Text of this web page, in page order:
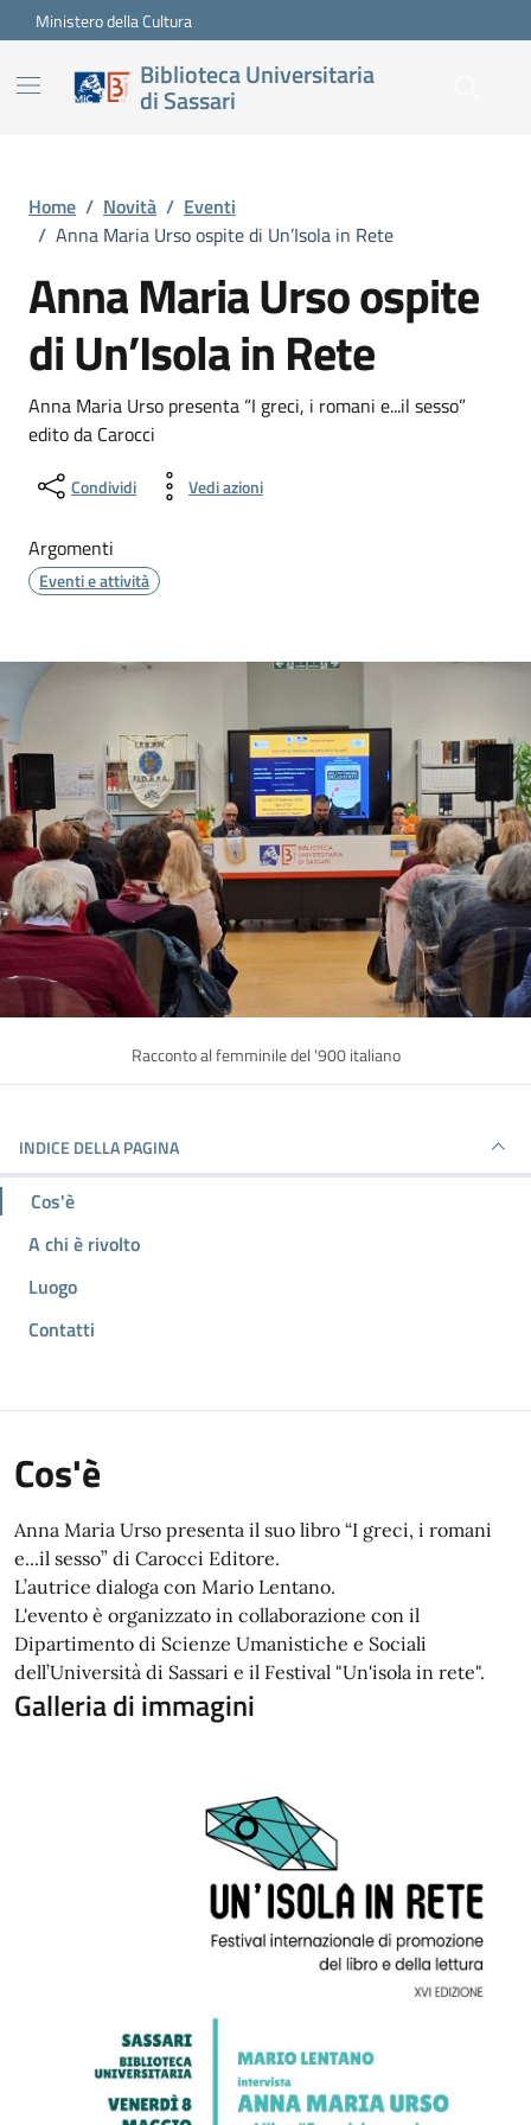
Vai ai contenuti
Vai al footer
Ministero della Cultura
Biblioteca Universitaria
di Sassari
Home / Novità / Eventi
/ Anna Maria Urso ospite di Un’Isola in Rete
Anna Maria Urso ospite
di Un’Isola in Rete
Anna Maria Urso presenta “I greci, i romani e...il sesso”
edito da Carocci
Condividi Vedi azioni
Argomenti
Eventi e attività
Racconto al femminile del '900 italiano
INDICE DELLA PAGINA
Cos'è
A chi è rivolto
Luogo
Contatti
Cos'è
Anna Maria Urso presenta il suo libro “I greci, i romani
e...il sesso” di Carocci Editore.
L’autrice dialoga con Mario Lentano.
L'evento è organizzato in collaborazione con il
Dipartimento di Scienze Umanistiche e Sociali
dell’Università di Sassari e il Festival "Un'isola in rete".
Galleria di immagini